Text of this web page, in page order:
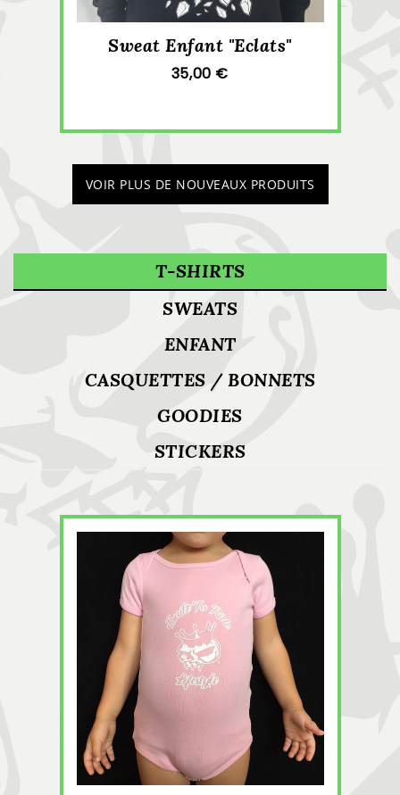
Sweat Enfant "Eclats"
35,00 €
VOIR PLUS DE NOUVEAUX PRODUITS
T-SHIRTS
SWEATS
ENFANT
CASQUETTES / BONNETS
GOODIES
STICKERS